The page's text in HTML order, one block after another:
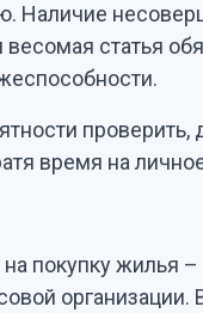
Наличие
статья
проверить,
время на
покупку жилья
организации.